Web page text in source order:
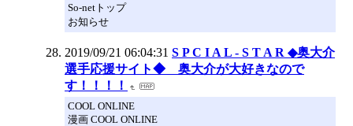
So-netトップ
お知らせ
2019/09/21 06:04:31 S P C I A L - S T A R ◆奥大介
選手応援サイト◆ 奥大介が大好きなので
す！！！！
COOL ONLINE
漫画 COOL ONLINE